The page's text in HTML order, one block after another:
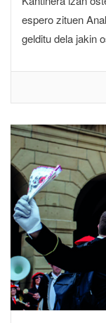
espero zituen
gelditu dela jakin